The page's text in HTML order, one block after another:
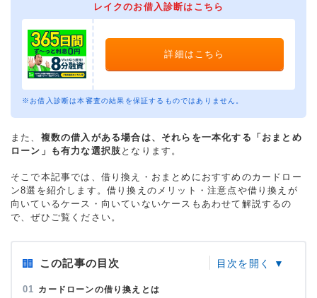
レイクのお借入診断はこちら
詳細はこちら
※お借入診断は本審査の結果を保証するものではありません。
また、 複数の借入がある場合は、それらを一本化する「おまとめ
ローン」も有力な選択肢 となります。
そこで本記事では、借り換え・おまとめにおすすめのカードロー
ン8選を紹介します。借り換えのメリット・注意点や借り換えが
向いているケース・向いていないケースもあわせて解説するの
で、ぜひご覧ください。
この記事の目次
カードローンの借り換えとは